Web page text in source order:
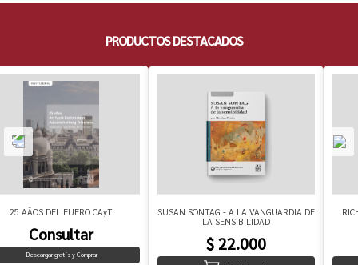
PRODUCTOS DESTACADOS
25 AÃOS DEL FUERO CAyT
Consultar
Descargar gratis y Comprar
SUSAN SONTAG - A LA VANGUARDIA DE
LA SENSIBILIDAD
$ 22.000